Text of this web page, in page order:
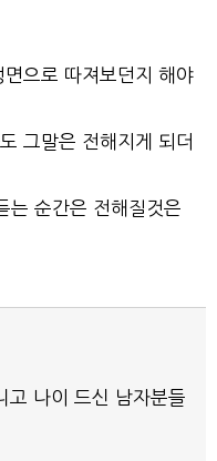
으로 따져보던지 해야
그말은 전해지게 되더
는 순간은 전해질것은
고 나이 드신 남자분들